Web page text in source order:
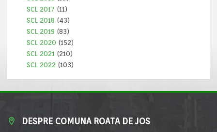
SCL 2017 (11)
SCL 2018 (43)
SCL 2019 (83)
SCL 2020 (152)
SCL 2021 (210)
SCL 2022 (103)
DESPRE COMUNA ROATA DE JOS